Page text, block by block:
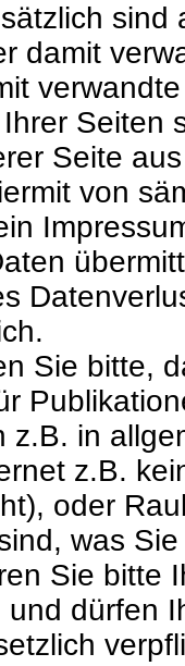
damit
Seiten
Seite
von
Sie bitte,
z.B. in
z.B.
oder
was
Sie bitte
und dürfen